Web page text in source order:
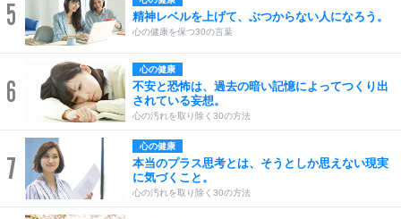
5 精神レベルを上げて、ぶつからない人になろう。
心の健康を保つ30の言葉
6
心の健康
不安と恐怖は、過去の暗い記憶によってつくり出
されている妄想。
心の汚れを取り除く30の方法
7
心の健康
本当のプラス思考とは、そうとしか思えない現実
に気づくこと。
心の汚れを取り除く30の方法